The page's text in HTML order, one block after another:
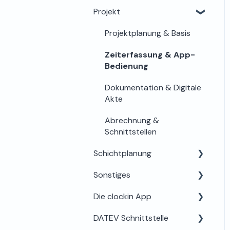
Archivierung
Funktionen einstellen
Mobilgeräte & Terminals
Schnittstellen
Abo
Projekt
Projektplanung & Basis
Zeiterfassung & App-
Bedienung
Dokumentation & Digitale
Akte
Abrechnung &
Schnittstellen
Schichtplanung
Für Admins & Planer
Für Mitarbeiter
Sonstiges
Unternehmen & Vertrag
Zusatzfunktionen &
Die clockin App
Login & Zugang
DATEV Schnittstelle